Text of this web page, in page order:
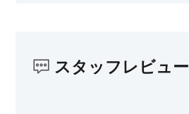
スタッフレビュー